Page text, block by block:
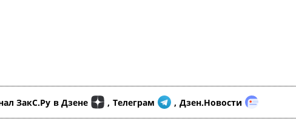
ЗакС.Ру в Дзене , Телеграм , Дзен.Новости